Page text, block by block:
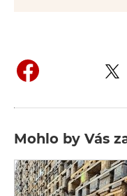
Mohlo by Vás